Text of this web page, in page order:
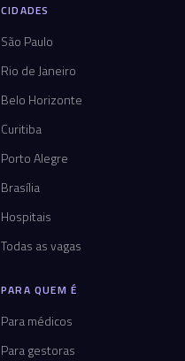
CIDADES
São Paulo
Rio de Janeiro
Belo Horizonte
Curitiba
Porto Alegre
Brasília
Hospitais
Todas as vagas
PARA QUEM É
Para médicos
Para gestoras